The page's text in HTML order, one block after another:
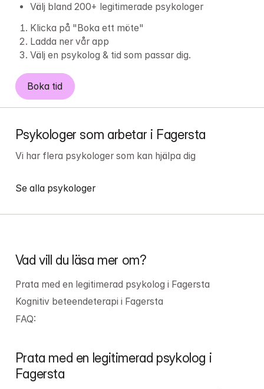
Välj bland 200+ legitimerade psykologer
Klicka på "Boka ett möte"
Ladda ner vår app
Välj en psykolog & tid som passar dig.
Boka tid
Psykologer som arbetar i Fagersta
Vi har flera psykologer som kan hjälpa dig
Se alla psykologer
Prata med en legitimerad psykolog i
Fagersta
Vad vill du läsa mer om?
Prata med en legitimerad psykolog i Fagersta
Kognitiv beteendeterapi i Fagersta
FAQ: